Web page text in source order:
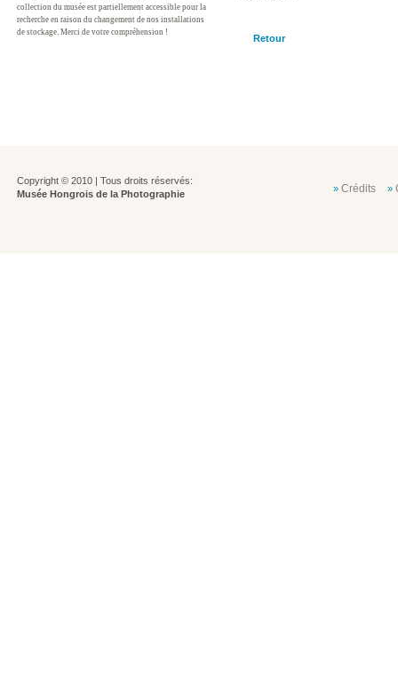
collection du musée est partiellement accessible pour la
recherche en raison du changement de nos installations
de stockage. Merci de votre compréhension !
Retour
Copyright © 2010 | Tous droits réservés:
Musée Hongrois de la Photographie
» Crédits »